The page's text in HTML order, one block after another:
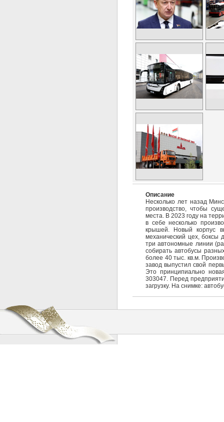
Описание
Несколько лет назад
производство, чтобы
места. В 2023 году на
в себе несколько
крышей. Новый корпус
механический цех, боксы
три автономные линии
собирать автобусы
более 40 тыс. кв.м.
завод выпустил свой
Это принципиально
303047. Перед
загрузку. На снимке: